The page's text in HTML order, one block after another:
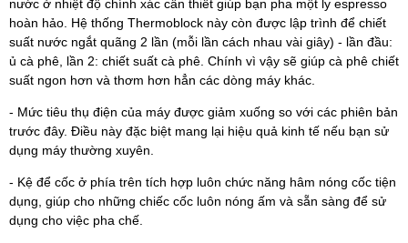
nước ở nhiệt độ chính xác cần thiết giúp bạn pha một ly espresso
hoàn hảo. Hệ thống Thermoblock này còn được lập trình để chiết
suất nước ngắt quãng 2 lần (mỗi lần cách nhau vài giây) - lần đầu:
ủ cà phê, lần 2: chiết suất cà phê. Chính vì vậy sẽ giúp cà phê chiết
suất ngon hơn và thơm hơn hẳn các dòng máy khác.
- Mức tiêu thụ điện của máy được giảm xuống so với các phiên bản
trước đây. Điều này đặc biệt mang lại hiệu quả kinh tế nếu bạn sử
dụng máy thường xuyên.
- Kệ để cốc ở phía trên tích hợp luôn chức năng hâm nóng cốc tiện
dụng, giúp cho những chiếc cốc luôn nóng ấm và sẵn sàng để sử
dụng cho việc pha chế.